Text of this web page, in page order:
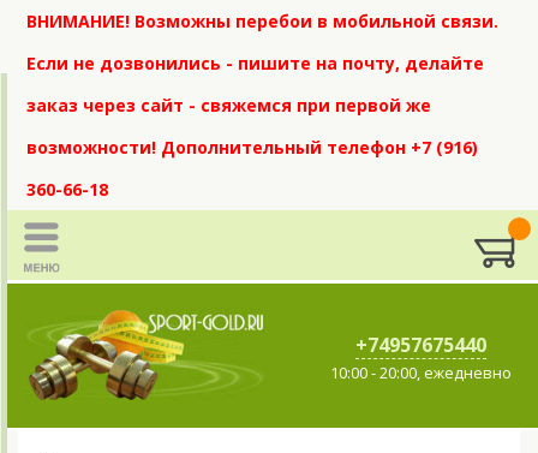
ВНИМАНИЕ! Возможны перебои в мобильной связи.
Если не дозвонились - пишите на почту, делайте
заказ через сайт - свяжемся при первой же
возможности! Дополнительный телефон +7 (916)
360-66-18
+74957675440
10:00 - 20:00, ежедневно